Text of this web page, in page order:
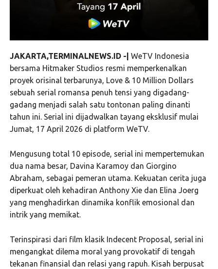
JAKARTA,TERMINALNEWS.ID -| WeTV Indonesia
bersama Hitmaker Studios resmi memperkenalkan
proyek orisinal terbarunya, Love & 10 Million Dollars
sebuah serial romansa penuh tensi yang digadang-
gadang menjadi salah satu tontonan paling dinanti
tahun ini. Serial ini dijadwalkan tayang eksklusif mulai
Jumat, 17 April 2026 di platform WeTV.
Mengusung total 10 episode, serial ini mempertemukan
dua nama besar, Davina Karamoy dan Giorgino
Abraham, sebagai pemeran utama. Kekuatan cerita juga
diperkuat oleh kehadiran Anthony Xie dan Elina Joerg
yang menghadirkan dinamika konflik emosional dan
intrik yang memikat.
Terinspirasi dari film klasik Indecent Proposal, serial ini
mengangkat dilema moral yang provokatif di tengah
tekanan finansial dan relasi yang rapuh. Kisah berpusat